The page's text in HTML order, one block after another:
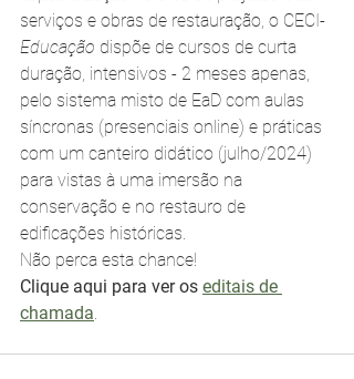
serviços e obras de restauração, o CECI-
Educação dispõe de cursos de curta
duração, intensivos - 2 meses apenas,
pelo sistema misto de EaD com aulas
síncronas (presenciais online) e práticas
com um canteiro didático (julho/2024)
para vistas à uma imersão na
conservação e no restauro de
edificações históricas.
Não perca esta chance!
Clique aqui para ver os editais de
chamada.